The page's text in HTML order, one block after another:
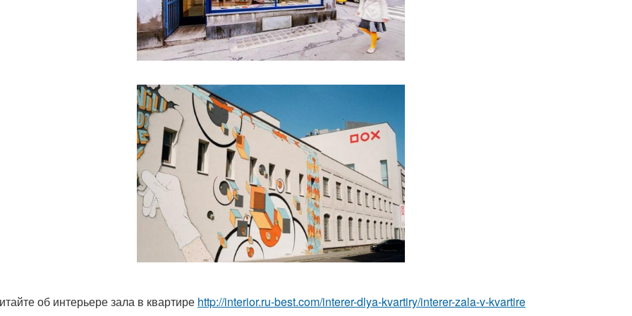
об интерьере зала в квартире http://interior.ru-best.com/interer-dlya-kvartiry/interer-zala-v-kvartire